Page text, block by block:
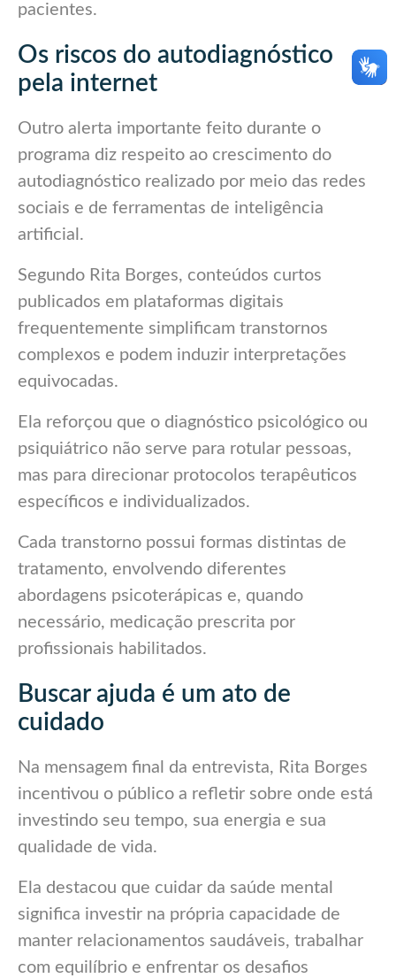
pacientes.
Os riscos do autodiagnóstico
pela internet
Outro alerta importante feito durante o
programa diz respeito ao crescimento do
autodiagnóstico realizado por meio das redes
sociais e de ferramentas de inteligência
artificial.
Segundo Rita Borges, conteúdos curtos
publicados em plataformas digitais
frequentemente simplificam transtornos
complexos e podem induzir interpretações
equivocadas.
Ela reforçou que o diagnóstico psicológico ou
psiquiátrico não serve para rotular pessoas,
mas para direcionar protocolos terapêuticos
específicos e individualizados.
Cada transtorno possui formas distintas de
tratamento, envolvendo diferentes
abordagens psicoterápicas e, quando
necessário, medicação prescrita por
profissionais habilitados.
Buscar ajuda é um ato de
cuidado
Na mensagem final da entrevista, Rita Borges
incentivou o público a refletir sobre onde está
investindo seu tempo, sua energia e sua
qualidade de vida.
Ela destacou que cuidar da saúde mental
significa investir na própria capacidade de
manter relacionamentos saudáveis, trabalhar
com equilíbrio e enfrentar os desafios